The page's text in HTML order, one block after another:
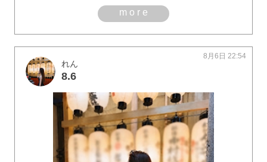
more
れん
8.6
8月6日 22:54